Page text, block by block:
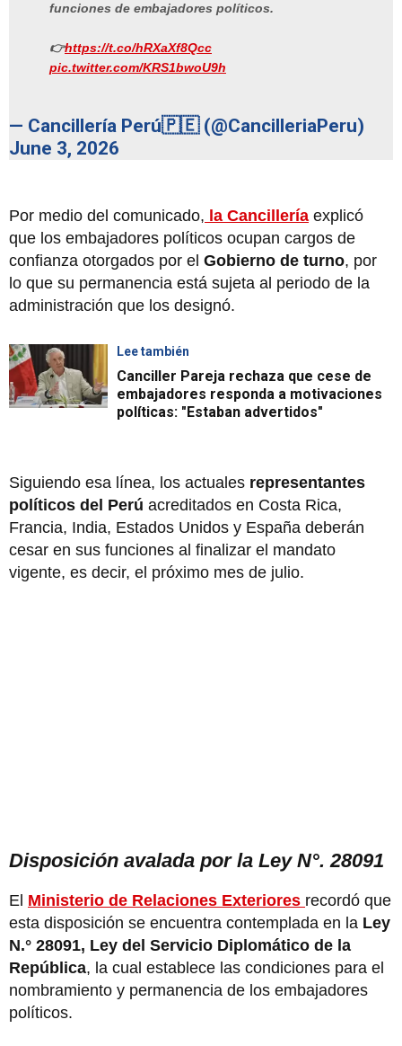
funciones de embajadores políticos.
👉https://t.co/hRXaXf8Qcc
pic.twitter.com/KRS1bwoU9h
— Cancillería Perú🇵🇪 (@CancilleriaPeru)
June 3, 2026
Por medio del comunicado, la Cancillería explicó
que los embajadores políticos ocupan cargos de
confianza otorgados por el Gobierno de turno, por
lo que su permanencia está sujeta al periodo de la
administración que los designó.
Lee también
Canciller Pareja rechaza que cese de
embajadores responda a motivaciones
políticas: "Estaban advertidos"
Siguiendo esa línea, los actuales representantes
políticos del Perú acreditados en Costa Rica,
Francia, India, Estados Unidos y España deberán
cesar en sus funciones al finalizar el mandato
vigente, es decir, el próximo mes de julio.
Disposición avalada por la Ley N°. 28091
El Ministerio de Relaciones Exteriores recordó que
esta disposición se encuentra contemplada en la Ley
N.° 28091, Ley del Servicio Diplomático de la
República, la cual establece las condiciones para el
nombramiento y permanencia de los embajadores
políticos.